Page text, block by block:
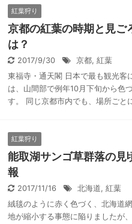
紅葉狩り
京都の紅葉の時期と見ご
は？
2017/9/30 京都, 紅葉
東福寺・通天閣 日本で最も観光客
は、山間部で例年10月下旬から色
す。 同じ京都市内でも、場所ごと
紅葉狩り
能取湖サンゴ草群落の見
報
2017/11/16 北海道, 紅葉
絨毯のように赤く色づく、北海道
地が縮小する事態に陥りましたが